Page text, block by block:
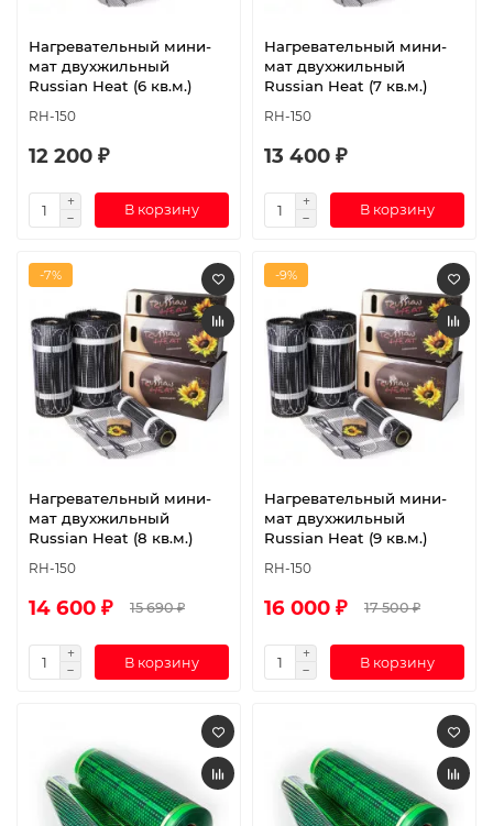
Нагревательный мини-
мат двухжильный
Russian Heat (6 кв.м.)
RH-150
12 200 ₽
В корзину
Нагревательный мини-
мат двухжильный
Russian Heat (7 кв.м.)
RH-150
13 400 ₽
В корзину
-7%
Нагревательный мини-
мат двухжильный
Russian Heat (8 кв.м.)
RH-150
14 600 ₽ 15 690 ₽
В корзину
-9%
Нагревательный мини-
мат двухжильный
Russian Heat (9 кв.м.)
RH-150
16 000 ₽ 17 500 ₽
В корзину